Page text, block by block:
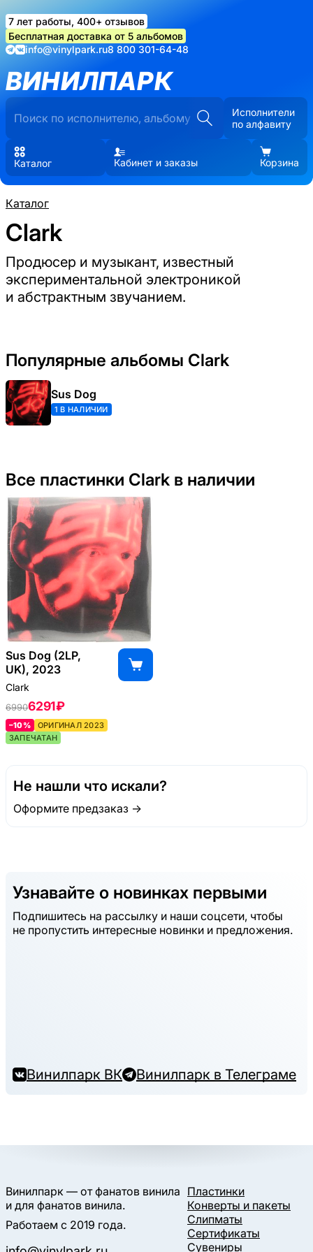
7 лет работы, 400+ отзывов
Бесплатная доставка от 5 альбомов
info@vinylpark.ru8 800 301-64-48
ВИНИЛПАРК
Исполнители
по алфавиту
Каталог Кабинет и заказы Корзина
Каталог
Clark
Продюсер и музыкант, известный
экспериментальной электроникой
и абстрактным звучанием.
Популярные альбомы Clark
Sus Dog
1 В НАЛИЧИИ
Все пластинки Clark в наличии
Sus Dog (2LP,
UK), 2023
Clark
69906291 ₽
–10%
ОРИГИНАЛ 2023
ЗАПЕЧАТАН
Не нашли что искали?
Оформите предзаказ →
Узнавайте о новинках первыми
Подпишитесь на рассылку и наши соцсети, чтобы
не пропустить интересные новинки и предложения.
Винилпарк ВК Винилпарк в Телеграме
Винилпарк — от фанатов винила
и для фанатов винила.
Работаем с 2019 года.
Пластинки
Конверты и пакеты
Слипматы
Сертификаты
Сувениры